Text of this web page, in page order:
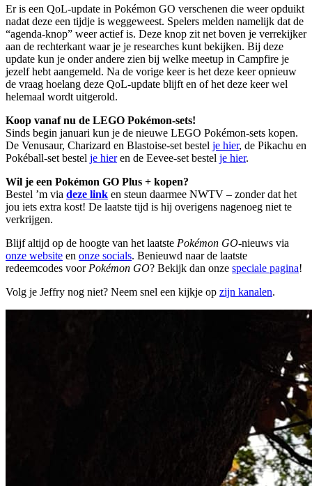
Er is een QoL-update in Pokémon GO verschenen die weer opduikt
nadat deze een tijdje is weggeweest. Spelers melden namelijk dat de
“agenda-knop” weer actief is. Deze knop zit net boven je verrekijker
aan de rechterkant waar je je researches kunt bekijken. Bij deze
update kun je onder andere zien bij welke meetup in Campfire je
jezelf hebt aangemeld. Na de vorige keer is het deze keer opnieuw
de vraag hoelang deze QoL-update blijft en of het deze keer wel
helemaal wordt uitgerold.
Koop vanaf nu de LEGO Pokémon-sets!
Sinds begin januari kun je de nieuwe LEGO Pokémon-sets kopen.
De Venusaur, Charizard en Blastoise-set bestel je hier, de Pikachu en
Pokéball-set bestel je hieren de Eevee-set bestel je hier.
Wil je een Pokémon GO Plus + kopen?
Bestel ’m via deze link en steun daarmee NWTV – zonder dat het
jou iets extra kost! De laatste tijd is hij overigens nagenoeg niet te
verkrijgen.
Blijf altijd op de hoogte van het laatste Pokémon GO-nieuws via
onze website en onze socials. Benieuwd naar de laatste
redeemcodes voor Pokémon GO? Bekijk dan onze speciale pagina!
Volg je Jeffry nog niet? Neem snel een kijkje op zijn kanalen.